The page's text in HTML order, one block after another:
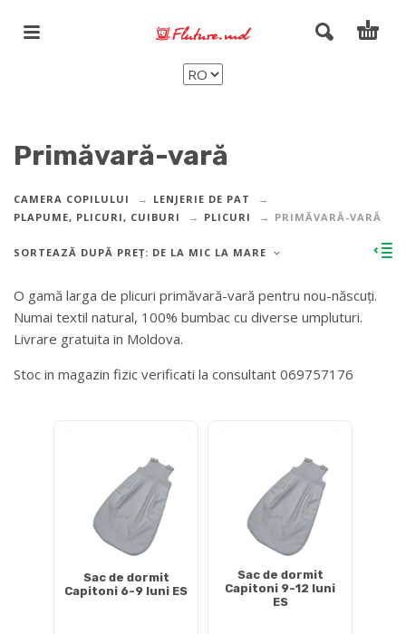
Primăvară-vară
CAMERA COPILULUI
LENJERIE DE PAT
PLAPUME, PLICURI, CUIBURI
PLICURI PRIMĂVARĂ-VARĂ
SORTEAZĂ DUPĂ PREȚ: DE LA MIC LA MARE
O gamă larga de plicuri primăvară-vară pentru nou-născuți.
Numai textil natural, 100% bumbac cu diverse umpluturi.
Livrare gratuita in Moldova.
Stoc in magazin fizic verificati la consultant 069757176
Sac de dormit
Capitoni 6-9 luni ES
Sac de dormit
Capitoni 9-12 luni
ES